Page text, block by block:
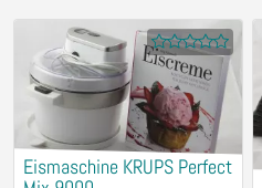
Eismaschine KRUPS Perfect